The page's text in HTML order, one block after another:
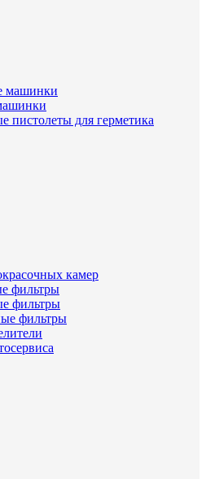
машинки
пистолеты для герметика
камер
фильтры
фильтры
фильтры